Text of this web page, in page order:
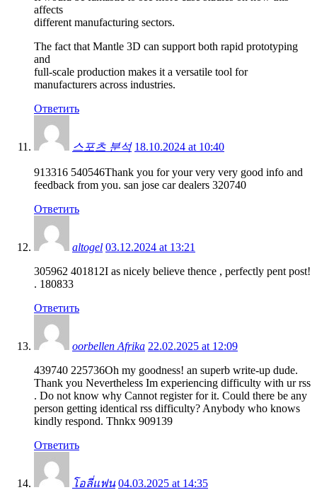
affects
different manufacturing sectors.
The fact that Mantle 3D can support both rapid prototyping
and
full-scale production makes it a versatile tool for
manufacturers across industries.
Ответить
스포츠 분석 18.10.2024 at 10:40
913316 540546Thank you for your very very good info and
feedback from you. san jose car dealers 320740
Ответить
altogel 03.12.2024 at 13:21
305962 401812I as nicely believe thence , perfectly pent post!
. 180833
Ответить
oorbellen Afrika 22.02.2025 at 12:09
439740 225736Oh my goodness! an superb write-up dude.
Thank you Nevertheless Im experiencing difficulty with ur rss
. Do not know why Cannot register for it. Could there be any
person getting identical rss difficulty? Anybody who knows
kindly respond. Thnkx 909139
Ответить
โอลี่แฟน 04.03.2025 at 14:35